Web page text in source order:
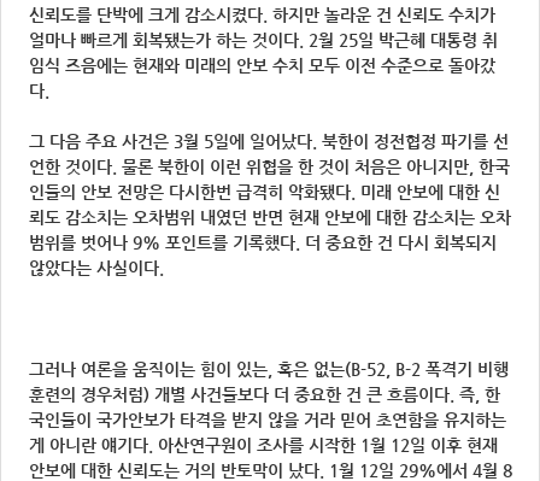
신뢰도를 단박에 크게 감소시켰다. 하지만 놀라운 건 신뢰도 수치가
얼마나 빠르게 회복됐는가 하는 것이다. 2월 25일 박근혜 대통령 취
임식 즈음에는 현재와 미래의 안보 수치 모두 이전 수준으로 돌아갔
다.
그 다음 주요 사건은 3월 5일에 일어났다. 북한이 정전협정 파기를 선
언한 것이다. 물론 북한이 이런 위협을 한 것이 처음은 아니지만, 한국
인들의 안보 전망은 다시한번 급격히 악화됐다. 미래 안보에 대한 신
뢰도 감소치는 오차범위 내였던 반면 현재 안보에 대한 감소치는 오차
범위를 벗어나 9% 포인트를 기록했다. 더 중요한 건 다시 회복되지
않았다는 사실이다.
그러나 여론을 움직이는 힘이 있는, 혹은 없는(B-52, B-2 폭격기 비행
훈련의 경우처럼) 개별 사건들보다 더 중요한 건 큰 흐름이다. 즉, 한
국인들이 국가안보가 타격을 받지 않을 거라 믿어 초연함을 유지하는
게 아니란 얘기다. 아산연구원이 조사를 시작한 1월 12일 이후 현재
안보에 대한 신뢰도는 거의 반토막이 났다. 1월 12일 29%에서 4월 8